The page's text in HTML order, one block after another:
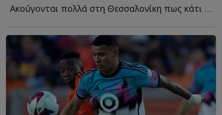
Ακούγονται πολλά στη Θεσσαλονίκη πως κάτι «περίεργο» ε...